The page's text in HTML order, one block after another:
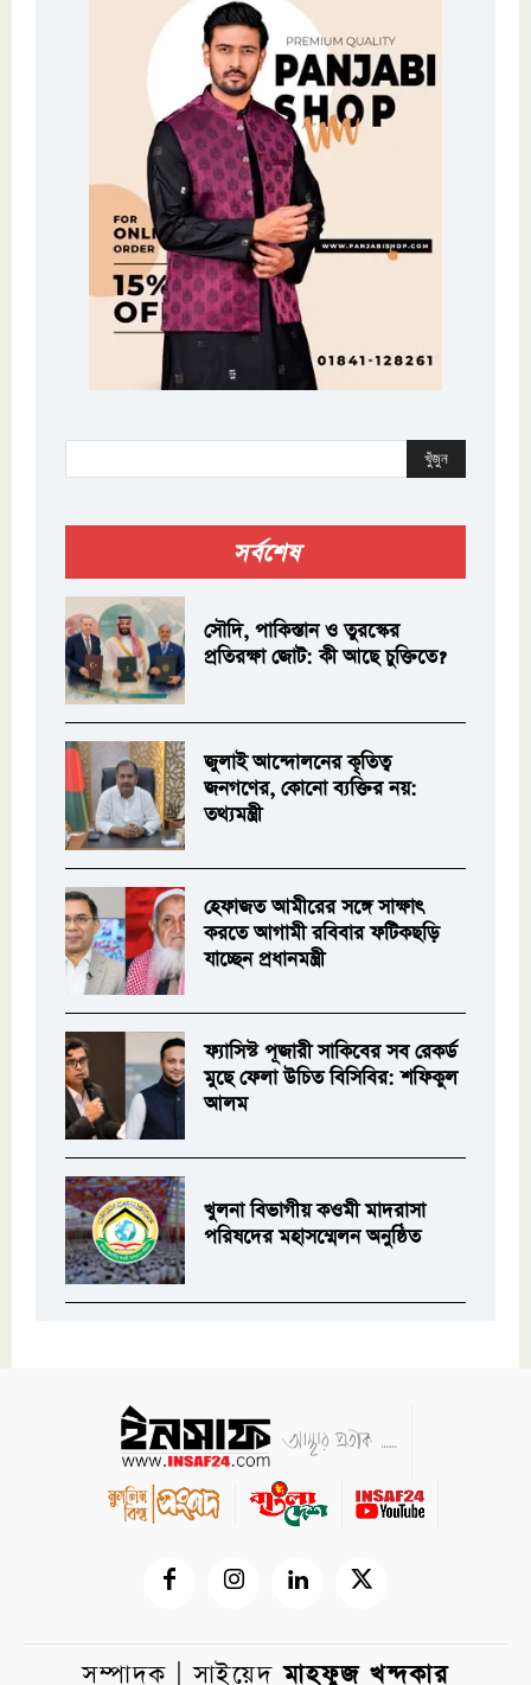
খুঁজুন
সর্বশেষ
সৌদি, পাকিস্তান ও তুরস্কের
প্রতিরক্ষা জোট: কী আছে চুক্তিতে?
জুলাই আন্দোলনের কৃতিত্ব
জনগণের, কোনো ব্যক্তির নয়:
তথ্যমন্ত্রী
হেফাজত আমীরের সঙ্গে সাক্ষাৎ
করতে আগামী রবিবার ফটিকছড়ি
যাচ্ছেন প্রধানমন্ত্রী
ফ্যাসিস্ট পূজারী সাকিবের সব রেকর্ড
মুছে ফেলা উচিত বিসিবির: শফিকুল
আলম
খুলনা বিভাগীয় কওমী মাদরাসা
পরিষদের মহাসম্মেলন অনুষ্ঠিত
সম্পাদক | সাইয়েদমাহফুজ খন্দকার